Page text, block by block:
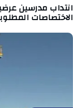
انتداب مدرسين
الاختصاصات